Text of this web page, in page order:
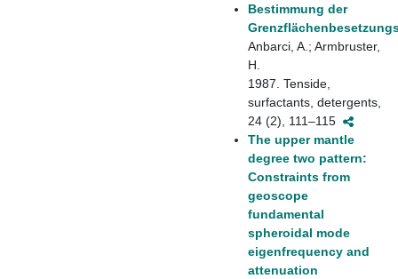
Bestimmung der
Anbarci, A.; Armbruster,
H.
1987. Tenside,
surfactants, detergents,
24 (2), 111–115
The upper mantle
degree two pattern:
Constraints from
geoscope
fundamental
spheroidal mode
eigenfrequency and
attenuation